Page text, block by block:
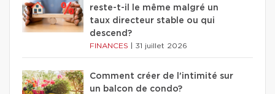
reste-t-il le même malgré un
taux directeur stable ou qui
descend?
FINANCES 31 juillet 2026
Comment créer de l'intimité sur
un balcon de condo?